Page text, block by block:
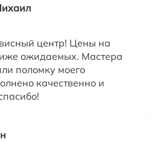
центр! Цены на
ожидаемых. Мастера
поломку моего
качественно и